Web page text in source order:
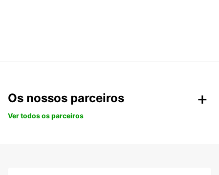
Os nossos parceiros
Ver todos os parceiros